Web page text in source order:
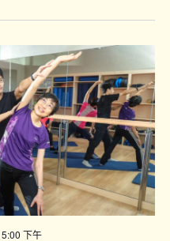
5:00 下午